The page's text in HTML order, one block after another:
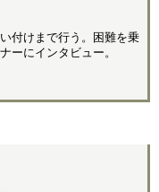
付けまで行う。困難を乗
ーにインタビュー。